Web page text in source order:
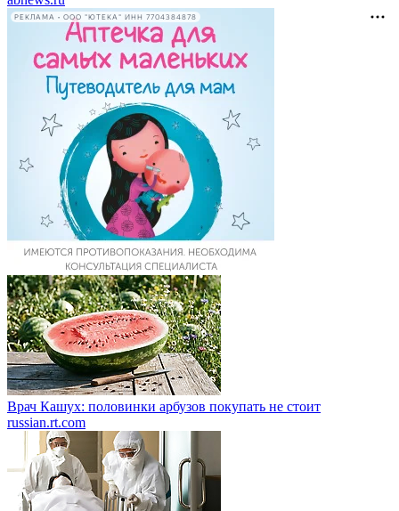
РЕКЛАМА • ООО "ЮТЕКА" ИНН 7704384878
Врач Кашух: половинки арбузов покупать не стоит
russian.rt.com